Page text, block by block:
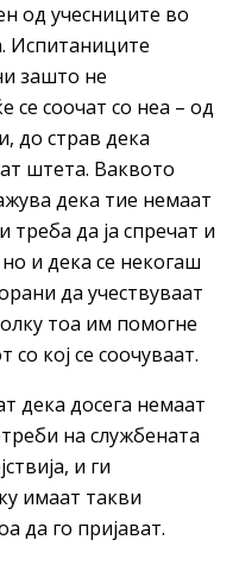
од учесниците во
Испитаниците
зашто не
се соочат со неа – од
до страв дека
штета. Ваквото
дека тие немаат
да ја спречат и
и дека се некогаш
да учествуваат
тоа им помогне
кој се соочуваат.
дека досега немаат
на службената
и ги
имаат такви
да го пријават.